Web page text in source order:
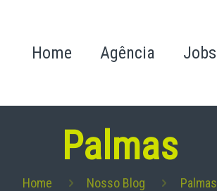
Home Agência Jobs
Palmas
Home Nosso Blog Palmas